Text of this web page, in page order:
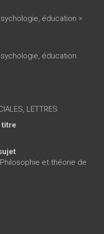
éducation >
éducation
LETTRES
titre
et théorie de